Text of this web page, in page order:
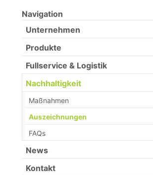
Navigation
Unternehmen
Produkte
Fullservice & Logistik
Nachhaltigkeit
Maßnahmen
Auszeichnungen
FAQs
News
Kontakt